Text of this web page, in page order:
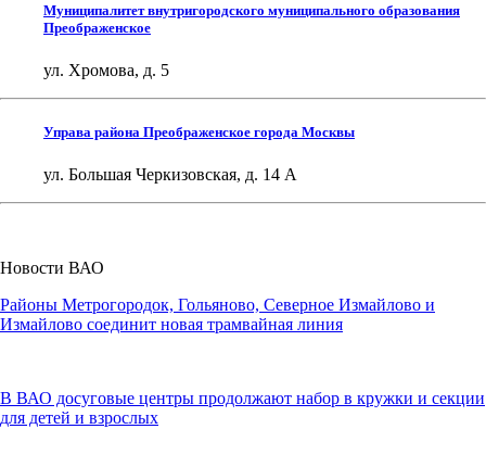
Муниципалитет внутригородского муниципального образования
Преображенское
ул. Хромова, д. 5
Управа района Преображенское города Москвы
ул. Большая Черкизовская, д. 14 А
Новости ВАО
Районы Метрогородок, Гольяново, Северное Измайлово и
Измайлово соединит новая трамвайная линия
В ВАО досуговые центры продолжают набор в кружки и секции
для детей и взрослых